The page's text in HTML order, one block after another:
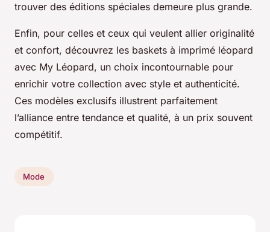
trouver des éditions spéciales demeure plus grande.
Enfin, pour celles et ceux qui veulent allier originalité
et confort, découvrez les baskets à imprimé léopard
avec My Léopard, un choix incontournable pour
enrichir votre collection avec style et authenticité.
Ces modèles exclusifs illustrent parfaitement
l’alliance entre tendance et qualité, à un prix souvent
compétitif.
Mode